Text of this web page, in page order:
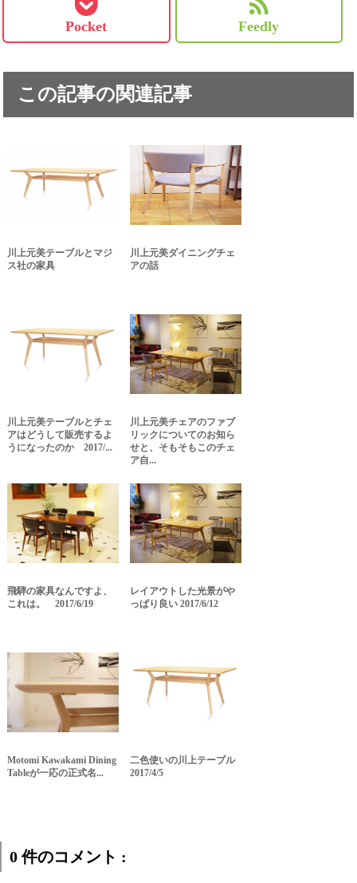
Pocket Feedly
この記事の関連記事
川上元美テーブルとマジ
ス社の家具
川上元美ダイニングチェ
アの話
川上元美テーブルとチェ
アはどうして販売するよ
うになったのか 2017/...
川上元美チェアのファブ
リックについてのお知ら
せと、そもそもこのチェ
ア自...
飛騨の家具なんですよ、
これは。 2017/6/19
レイアウトした光景がや
っぱり良い 2017/6/12
Motomi Kawakami Dining
Tableが一応の正式名...
二色使いの川上テーブル
2017/4/5
0 件のコメント :